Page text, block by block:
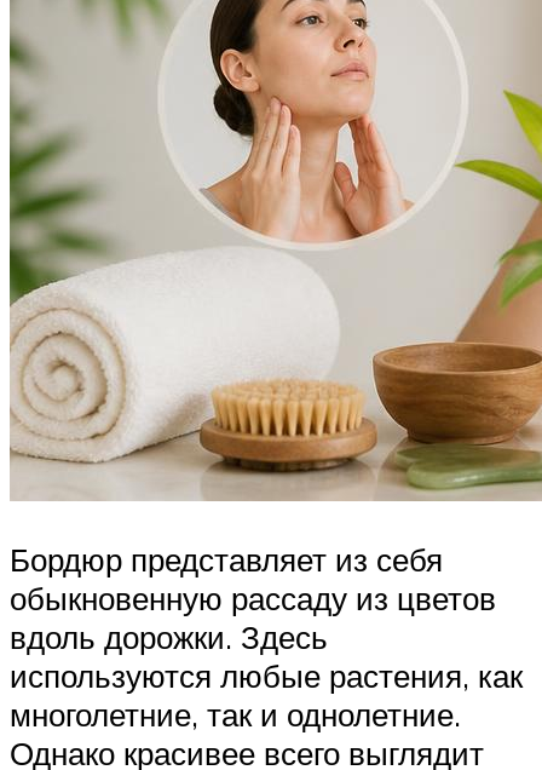
Бордюр представляет из себя
обыкновенную рассаду из цветов
вдоль дорожки. Здесь
используются любые растения, как
многолетние, так и однолетние.
Однако красивее всего выглядит